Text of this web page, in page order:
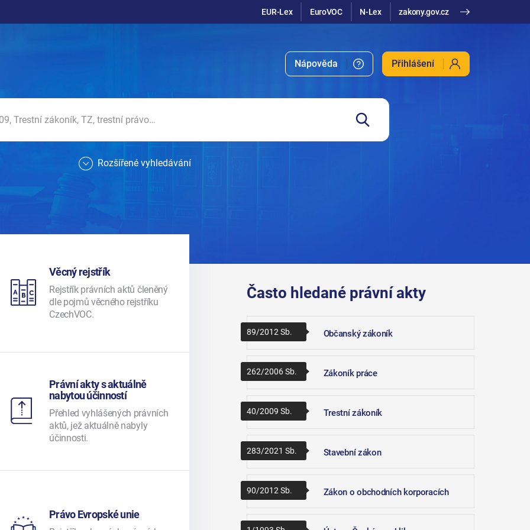
EUR-Lex EuroVOC N-Lex zakony.gov.cz
Nápověda Přihlášení
Rozšířené vyhledávání
Věcný rejstřík
Rejstřík právních aktů členěný
dle pojmů věcného rejstříku
CzechVOC.
Právní akty s aktuálně
nabytou účinností
Přehled vyhlášených právních
aktů, jež aktuálně nabyly
účinnosti.
Právo Evropské unie
Často hledané právní akty
89/2012 Sb. Občanský zákoník
262/2006 Sb. Zákoník práce
40/2009 Sb. Trestní zákoník
283/2021 Sb. Stavební zákon
90/2012 Sb. Zákon o obchodních korporacích